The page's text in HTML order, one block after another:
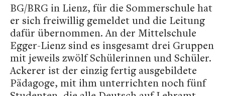
BG/BRG in Lienz, für die Sommerschule hat
er sich freiwillig gemeldet und die Leitung
dafür übernommen. An der Mittelschule
Egger-Lienz sind es insgesamt drei Gruppen
mit jeweils zwölf Schülerinnen und Schüler.
Ackerer ist der einzig fertig ausgebildete
Pädagoge, mit ihm unterrichten noch fünf